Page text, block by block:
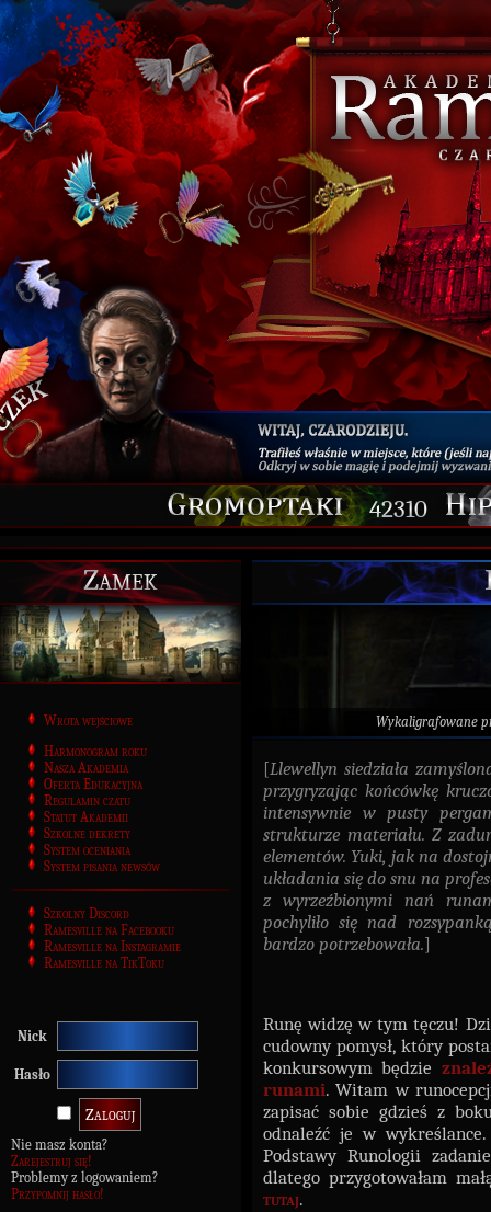
42310
Zamek
Wrota wejściowe
Harmonogram roku
Nasza Akademia
Oferta Edukacyjna
Regulamin czatu
Statut Akademii
Szkolne dekrety
System oceniania
System pisania newsów
Szkolny Discord
Ramesville na Facebooku
Ramesville na Instagramie
Ramesville na TikToku
Nick
Hasło
Nie masz konta?
Zarejestruj się!
Problemy z logowaniem?
Przypomnij hasło!
Wykaligrafowane
[Llewellyn siedziała
przygryzając końcówkę
intensywnie w pusty
strukturze materiału. Z
elementów. Yuki, jak na
układania się do snu na
z wyrzeźbionymi nań
pochyliło się nad
bardzo potrzebowała.]
Runę widzę w tym tęczu!
cudowny pomysł, który
konkursowym będzie
runami. Witam w
zapisać sobie gdzieś z
odnaleźć je w
Podstawy Runologii
dlatego przygotowałam
tutaj.